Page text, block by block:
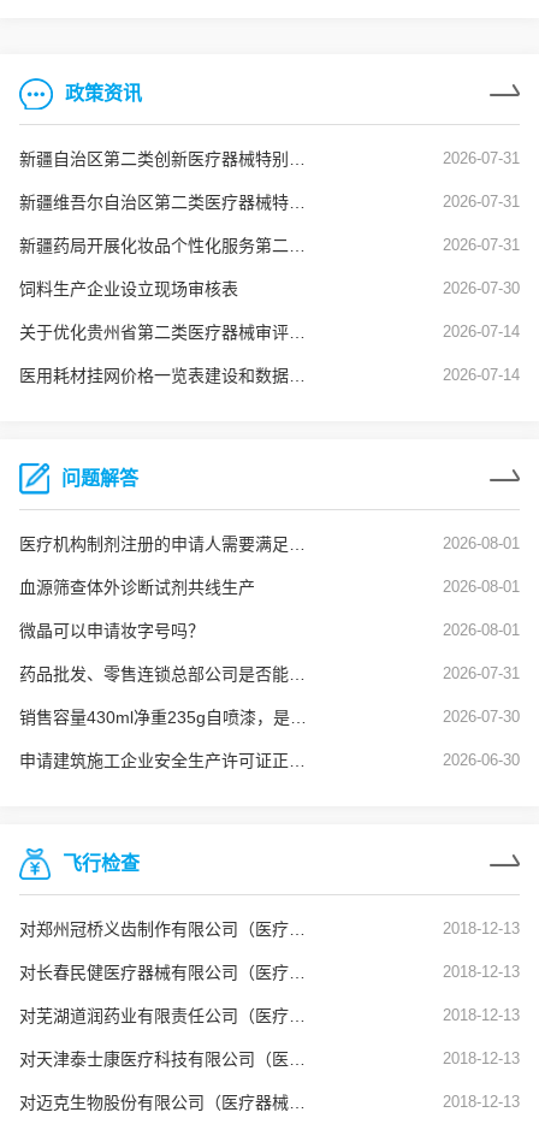
政策资讯
2026-07-31
2026-07-31
2026-07-31
饲料生产企业设立现场审核表 2026-07-30
2026-07-14
2026-07-14
问题解答
2026-08-01
血源筛查体外诊断试剂共线生产 2026-08-01
微晶可以申请妆字号吗？ 2026-08-01
2026-07-31
2026-07-30
2026-06-30
飞行检查
2018-12-13
2018-12-13
2018-12-13
2018-12-13
2018-12-13